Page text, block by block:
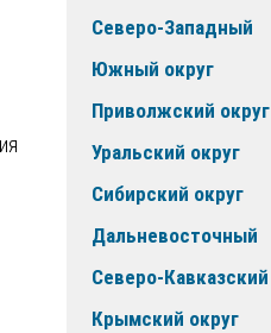
Северо-Западный
Южный округ
Приволжский округ
Уральский округ
Сибирский округ
Дальневосточный
Северо-Кавказский
Крымский округ